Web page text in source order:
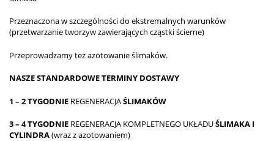
Przeznaczona w szczególności do ekstremalnych warunków
(przetwarzanie tworzyw zawierających cząstki ścierne)
Przeprowadzamy też azotowanie ślimaków.
NASZE STANDARDOWE TERMINY DOSTAWY
1 – 2 TYGODNIE REGENERACJAŚLIMAKÓW
3 – 4 TYGODNIE REGENERACJA KOMPLETNEGO UKŁADUŚLIMAKA I
CYLINDRA(wraz z azotowaniem)